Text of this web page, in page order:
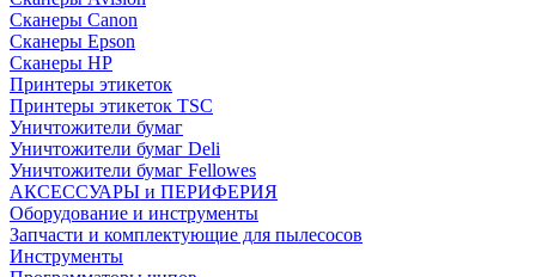
Сканеры Canon
Сканеры Epson
Сканеры HP
Принтеры этикеток
Принтеры этикеток TSC
Уничтожители бумаг
Уничтожители бумаг Deli
Уничтожители бумаг Fellowes
АКСЕССУАРЫ и ПЕРИФЕРИЯ
Оборудование и инструменты
Запчасти и комплектующие для пылесосов
Инструменты